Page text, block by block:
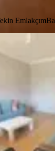
Emlakçım
2+1
Düz
₺